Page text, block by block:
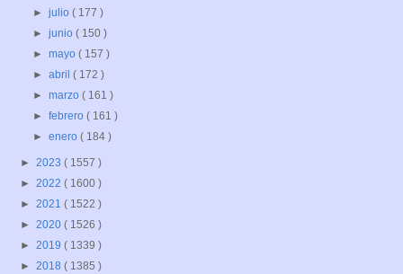
►julio( 177 )
►junio( 150 )
►mayo( 157 )
►abril( 172 )
►marzo( 161 )
►febrero( 161 )
►enero( 184 )
► 2023 ( 1557 )
► 2022 ( 1600 )
► 2021 ( 1522 )
► 2020 ( 1526 )
► 2019 ( 1339 )
► 2018 ( 1385 )